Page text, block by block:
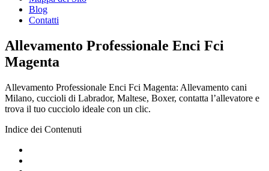
Blog
Contatti
Allevamento Professionale Enci Fci
Magenta
Allevamento Professionale Enci Fci Magenta: Allevamento cani
Milano, cuccioli di Labrador, Maltese, Boxer, contatta l’allevatore e
trova il tuo cucciolo ideale con un clic.
Indice dei Contenuti